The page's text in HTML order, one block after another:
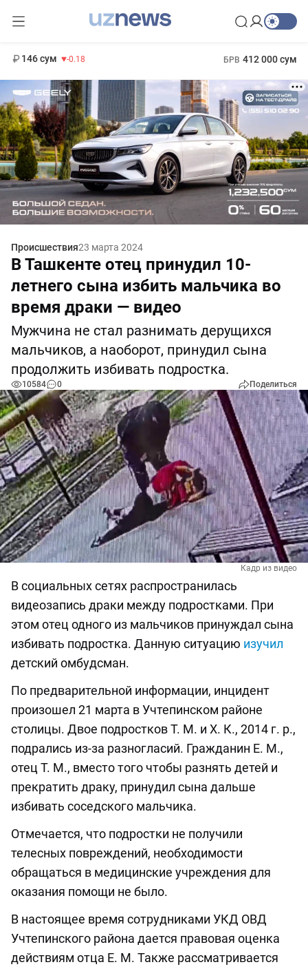
146 сум -0.18 БРВ 412 000 сум
Происшествия23 марта 2024
В Ташкенте отец принудил 10-
летнего сына избить мальчика во
время драки — видео
Мужчина не стал разнимать дерущихся
мальчиков, а наоборот, принудил сына
продолжить избивать подростка.
10584 0 Поделиться
Кадр из видео
В социальных сетях распространилась
видеозапись драки между подростками. При
этом отец одного из мальчиков принуждал сына
избивать подростка. Данную ситуацию изучил
детский омбудсман.
По предварительной информации, инцидент
произошел 21 марта в Учтепинском районе
столицы. Двое подростков Т. М. и Х. К., 2014 г. р.,
подрались из-за разногласий. Гражданин Е. М.,
отец Т. М., вместо того чтобы разнять детей и
прекратить драку, принудил сына дальше
избивать соседского мальчика.
Отмечается, что подростки не получили
телесных повреждений, необходимости
обращаться в медицинские учреждения для
оказания помощи не было.
В настоящее время сотрудниками УКД ОВД
Учтепинского района дается правовая оценка
действиям отца Е. М. Также рассматривается